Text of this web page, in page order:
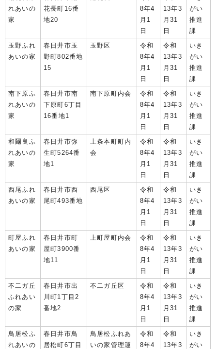
れあいの
家
花長町16番
地20
8年4
月1
日
13年3
月31
日
がい
推進
課
玉野ふれ
あいの家
春日井市玉
野町802番地
15
玉野区
令和
8年4
月1
日
令和
13年3
月31
日
いき
がい
推進
課
南下原ふ
れあいの
家
春日井市南
下原町6丁目
16番地1
南下原町内会
令和
8年4
月1
日
令和
13年3
月31
日
いき
がい
推進
課
和爾良ふ
れあいの
家
春日井市弥
生町5264番
地1
上条本町町内
会
令和
8年4
月1
日
令和
13年3
月31
日
いき
がい
推進
課
西尾ふれ
あいの家
春日井市西
尾町493番地
西尾区
令和
8年4
月1
日
令和
13年3
月31
日
いき
がい
推進
課
町屋ふれ
あいの家
春日井市町
屋町3900番
地11
上町屋町内会
令和
8年4
月1
日
令和
13年3
月31
日
いき
がい
推進
課
不二ガ丘
ふれあい
の家
春日井市出
川町1丁目2
番地2
不二ガ丘区
令和
8年4
月1
日
令和
13年3
月31
日
いき
がい
推進
課
鳥居松ふ
れあいの
春日井市鳥
居松町6丁目
鳥居松ふれあ
いの家管理運
令和
8年4
令和
13年3
いき
がい